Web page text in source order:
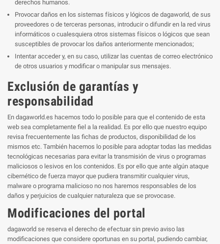
derechos humanos.
Provocar daños en los sistemas físicos y lógicos de dagaworld, de sus
proveedores o de terceras personas, introducir o difundir en la red virus
informáticos o cualesquiera otros sistemas físicos o lógicos que sean
susceptibles de provocar los daños anteriormente mencionados;
Intentar acceder y, en su caso, utilizar las cuentas de correo electrónico
de otros usuarios y modificar o manipular sus mensajes.
Exclusión de garantías y
responsabilidad
En dagaworld.es hacemos todo lo posible para que el contenido de esta
web sea completamente fiel a la realidad. Es por ello que nuestro equipo
revisa frecuentemente las fichas de productos, disponibilidad de los
mismos etc. También hacemos lo posible para adoptar todas las medidas
tecnológicas necesarias para evitar la transmisión de virus o programas
maliciosos o lesivos en los contenidos. Es por ello que ante algún ataque
cibernético de fuerza mayor que pudiera transmitir cualquier virus,
malware o programa malicioso no nos haremos responsables de los
daños y perjuicios de cualquier naturaleza que se provocase.
Modificaciones del portal
dagaworld se reserva el derecho de efectuar sin previo aviso las
modificaciones que considere oportunas en su portal, pudiendo cambiar,